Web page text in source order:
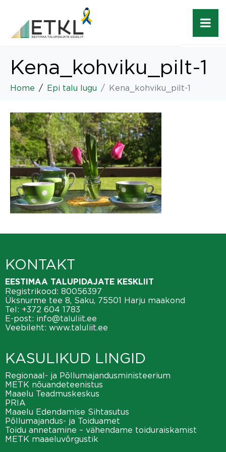
Kena_kohviku_pilt-1
Home Epi talu lugu Kena_kohviku_pilt-1
KONTAKT
EESTIMAA TALUPIDAJATE KESKLIIT
Registrikood: 80056397
Üksnurme tee 8, Saku, 75501 Harju maakond
Tel: +372 604 1783
E-post: info@taluliit.ee
Veebileht: www.taluliit.ee
KASULIKUD LINGID
Regionaal- ja Põllumajandusministeerium
METK nõuandeteenistus
Maaelu Teadmuskeskus
PRIA
Maaelu Edendamise Sihtasutus
Põllumajandus- ja Toiduamet
Toidu annetamine – vähendame toiduraiskamist
METK maaeluvõrgustik